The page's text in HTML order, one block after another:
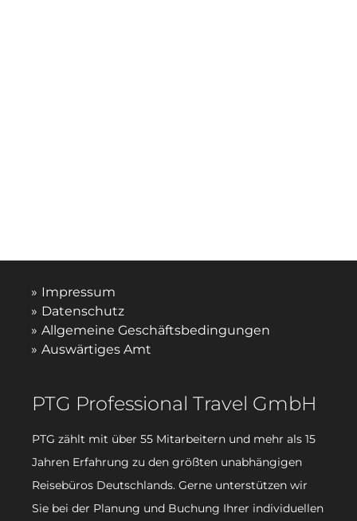
Impressum
Datenschutz
Allgemeine Geschäftsbedingungen
Auswärtiges Amt
PTG Professional Travel GmbH
PTG zählt mit über 55 Mitarbeitern und mehr als 15
Jahren Erfahrung zu den größten unabhängigen
Reisebüros Deutschlands. Gerne unterstützen wir
Sie bei der Planung und Buchung Ihrer individuellen